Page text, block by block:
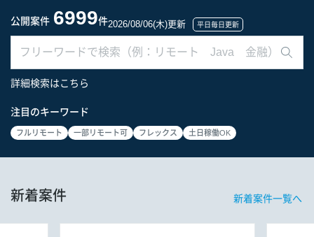
公開案件 6999件2026/08/06(木)更新 平日毎日更新
詳細検索はこちら
注目のキーワード
フルリモート 一部リモート可 フレックス 土日稼働OK
新着案件 新着案件一覧へ